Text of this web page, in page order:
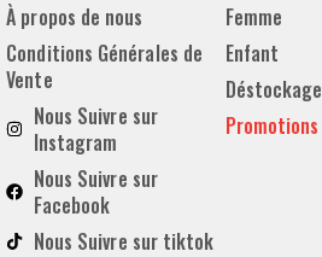
À propos de nous
Conditions Générales de
Vente
Nous Suivre sur
Instagram
Nous Suivre sur
Facebook
Nous Suivre sur tiktok
Femme
Enfant
Déstockage
Promotions